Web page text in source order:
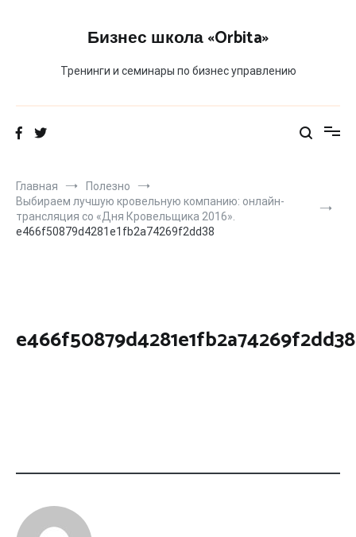
Бизнес школа «Orbita»
Тренинги и семинары по бизнес управлению
Главная
Полезно
Выбираем лучшую кровельную компанию: онлайн-
трансляция со «Дня Кровельщика 2016».
e466f50879d4281e1fb2a74269f2dd38
e466f50879d4281e1fb2a74269f2dd38